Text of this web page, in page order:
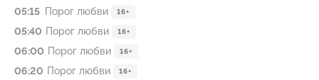
05:15 Порог любви 16+
05:40 Порог любви 16+
06:00 Порог любви 16+
06:20 Порог любви 16+